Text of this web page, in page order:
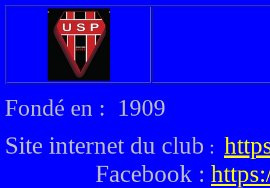
Fondé en : 1909
Site internet du club :
Facebook :